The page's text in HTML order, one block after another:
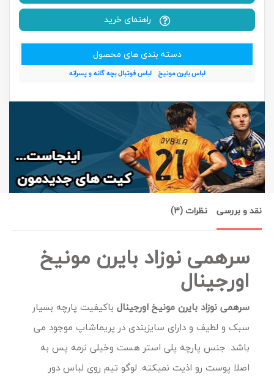
راهنمای خرید
دسته بندی های محصول
لباس بایرن مونیخ لباس فوتبال بچه گانه و پسرانه
نقد و بررسی نظرات (3)
سرهمی نوزاد بایرن مونیخ
اورجینال
سرهمی نوزاد بایرن مونیخ اورجینال باکیفیت پارچه بسیار
سبک و لطیف و دارای سایزبندی در پریماشاپ موجود می
باشد. جنس پارچه پلی استر هست وخیلی نرمه پس به
اصلا پوست رو اذیت نمیکته. لوگو تیم روی لباس دور